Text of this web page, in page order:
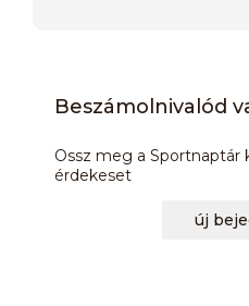
Beszámolnivalód
Ossz meg a Sportnaptár
érdekeset
új